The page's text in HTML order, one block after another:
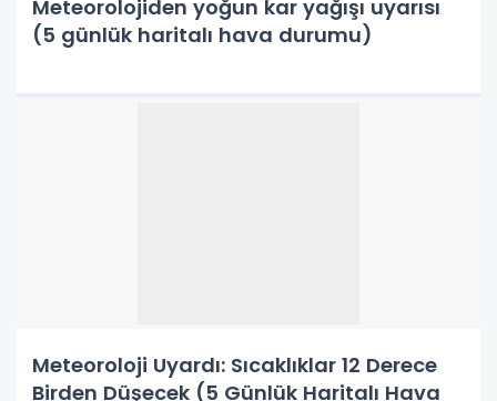
Meteorolojiden yoğun kar yağışı uyarısı
(5 günlük haritalı hava durumu)
Meteoroloji Uyardı: Sıcaklıklar 12 Derece
Birden Düşecek (5 Günlük Haritalı Hava